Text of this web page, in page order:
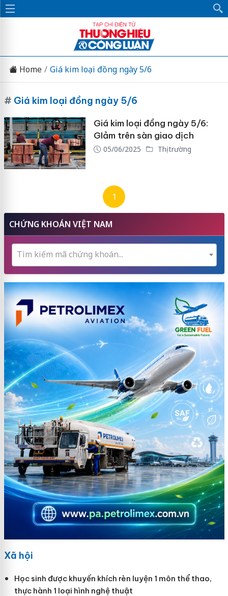
Home Giá kim loại đồng ngày 5/6
# Giá kim loại đồng ngày 5/6
Giá kim loại đồng ngày 5/6:
GIảm trên sàn giao dịch
05/06/2025 Thị trường
1
CHỨNG KHOÁN VIỆT NAM
Tìm kiếm mã chứng khoán...
Xã hội
Học sinh được khuyến khích rèn luyện 1 môn thể thao,
thực hành 1 loại hình nghệ thuật